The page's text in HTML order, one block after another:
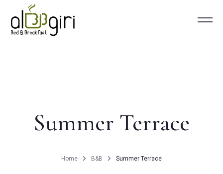
Rooms
Summer Terrace
Home B&B Summer Terrace